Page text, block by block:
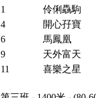
1
伶俐驫駒
4
開心孖寶
6
馬鳳凰
9
天外富天
11 喜樂之星